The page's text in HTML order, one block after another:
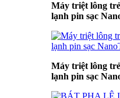
Máy triệt lông
lạnh pin sạc
Máy triệt lông
lạnh pin sạc